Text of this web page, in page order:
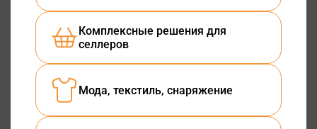
Комплексные решения для
селлеров
Мода, текстиль, снаряжение